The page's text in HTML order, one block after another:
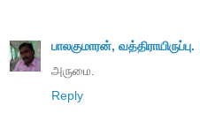
பாலகுமாரன், வத்திராயிருப்பு.
அருமை.
Reply